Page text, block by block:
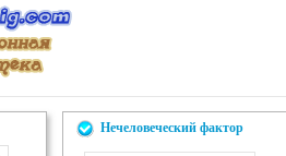
Нечеловеческий фактор